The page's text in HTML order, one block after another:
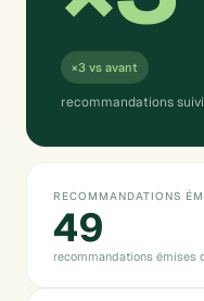
×3 vs avant
recommandations
RECOMMANDATIONS
49
recommandations émises